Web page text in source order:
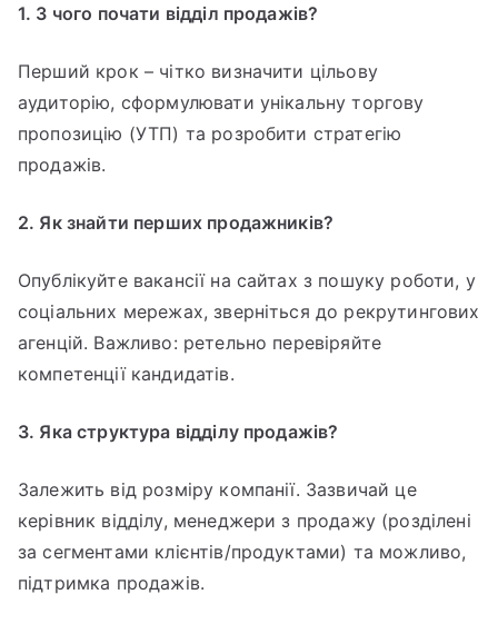
1. З чого почати відділ продажів?
Перший крок – чітко визначити цільову
аудиторію, сформулювати унікальну торгову
пропозицію (УТП) та розробити стратегію
продажів.
2. Як знайти перших продажників?
Опублікуйте вакансії на сайтах з пошуку роботи, у
соціальних мережах, зверніться до рекрутингових
агенцій. Важливо: ретельно перевіряйте
компетенції кандидатів.
3. Яка структура відділу продажів?
Залежить від розміру компанії. Зазвичай це
керівник відділу, менеджери з продажу (розділені
за сегментами клієнтів/продуктами) та можливо,
підтримка продажів.